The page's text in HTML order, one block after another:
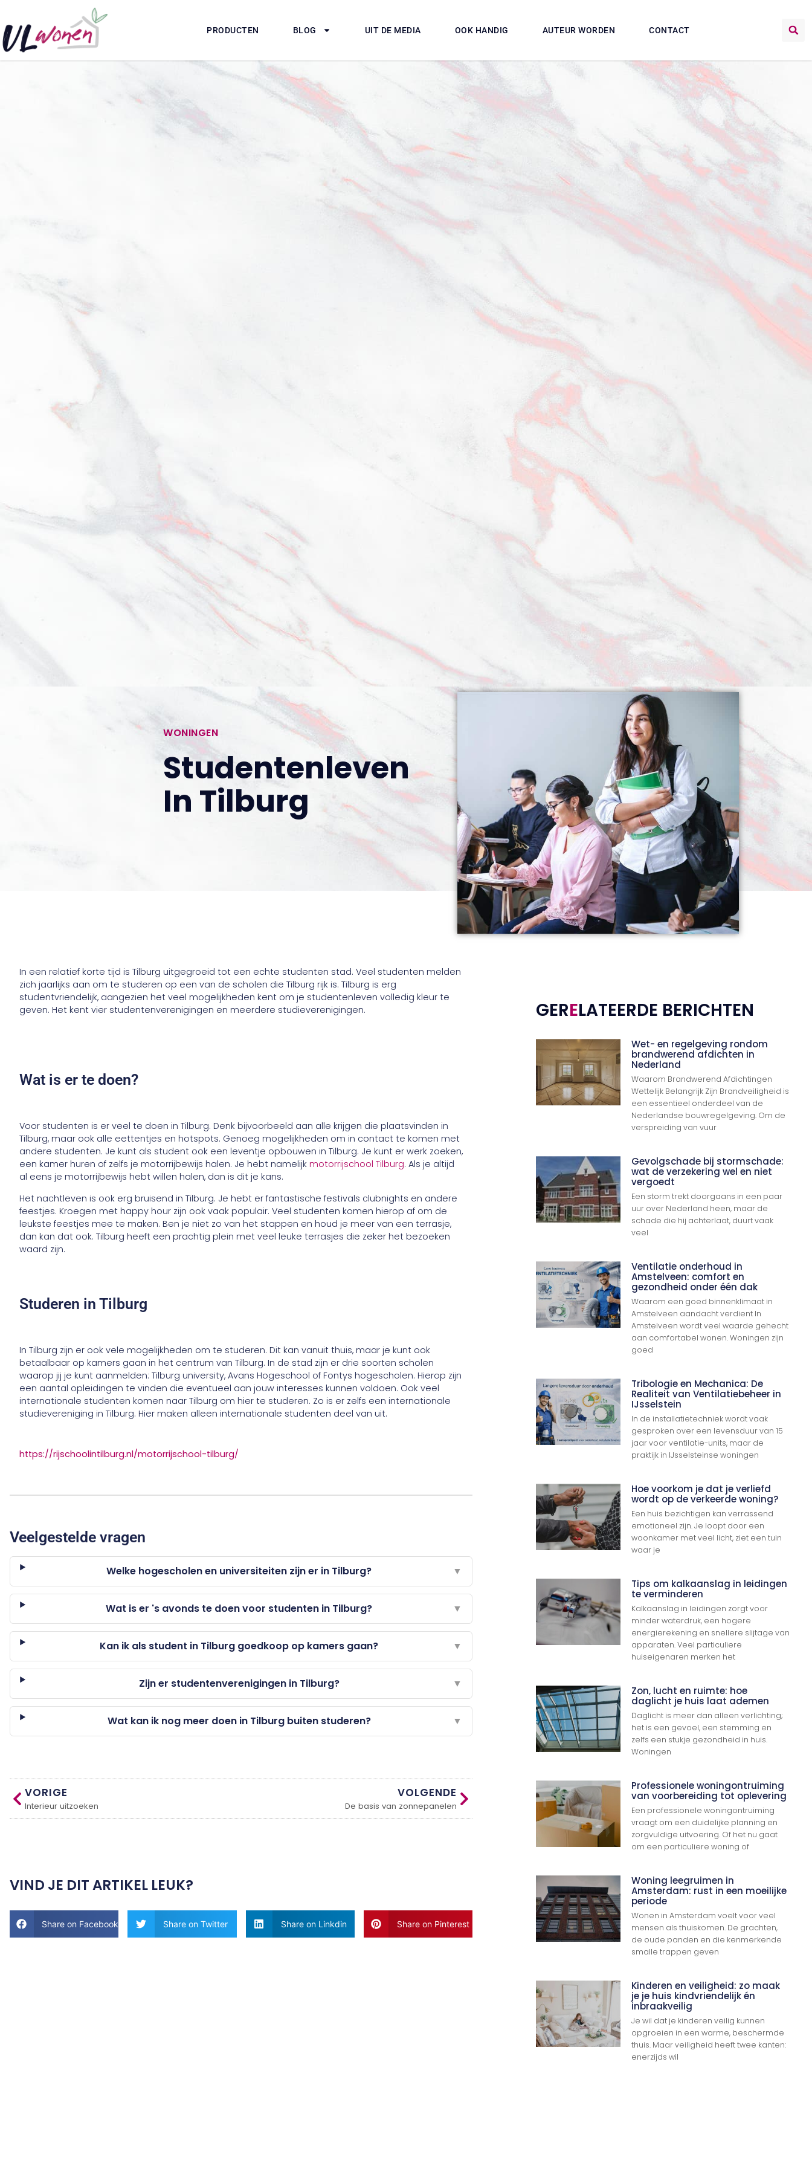
PRODUCTEN BLOG UIT DE MEDIA OOK HANDIG AUTEUR WORDEN CONTACT
WONINGEN
Studentenleven
In Tilburg
In een relatief korte tijd is Tilburg uitgegroeid tot een echte studenten stad. Veel studenten melden
zich jaarlijks aan om te studeren op een van de scholen die Tilburg rijk is. Tilburg is erg
studentvriendelijk, aangezien het veel mogelijkheden kent om je studentenleven volledig kleur te
geven. Het kent vier studentenverenigingen en meerdere studieverenigingen.
Wat is er te doen?
Voor studenten is er veel te doen in Tilburg. Denk bijvoorbeeld aan alle krijgen die plaatsvinden in
Tilburg, maar ook alle eettentjes en hotspots. Genoeg mogelijkheden om in contact te komen met
andere studenten. Je kunt als student ook een leventje opbouwen in Tilburg. Je kunt er werk zoeken,
een kamer huren of zelfs je motorrijbewijs halen. Je hebt namelijkmotorrijschool Tilburg. Als je altijd
al eens je motorrijbewijs hebt willen halen, dan is dit je kans.
Het nachtleven is ook erg bruisend in Tilburg. Je hebt er fantastische festivals clubnights en andere
feestjes. Kroegen met happy hour zijn ook vaak populair. Veel studenten komen hierop af om de
leukste feestjes mee te maken. Ben je niet zo van het stappen en houd je meer van een terrasje,
dan kan dat ook. Tilburg heeft een prachtig plein met veel leuke terrasjes die zeker het bezoeken
waard zijn.
Studeren in Tilburg
In Tilburg zijn er ook vele mogelijkheden om te studeren. Dit kan vanuit thuis, maar je kunt ook
betaalbaar op kamers gaan in het centrum van Tilburg. In de stad zijn er drie soorten scholen
waarop jij je kunt aanmelden: Tilburg university, Avans Hogeschool of Fontys hogescholen. Hierop zijn
een aantal opleidingen te vinden die eventueel aan jouw interesses kunnen voldoen. Ook veel
internationale studenten komen naar Tilburg om hier te studeren. Zo is er zelfs een internationale
studievereniging in Tilburg. Hier maken alleen internationale studenten deel van uit.
https://rijschoolintilburg.nl/motorrijschool-tilburg/
Veelgestelde vragen
Welke hogescholen en universiteiten zijn er in Tilburg? ▼
Wat is er 's avonds te doen voor studenten in Tilburg? ▼
Kan ik als student in Tilburg goedkoop op kamers gaan? ▼
Zijn er studentenverenigingen in Tilburg? ▼
Wat kan ik nog meer doen in Tilburg buiten studeren? ▼
VORIGE
Interieur uitzoeken
VOLGENDE
De basis van zonnepanelen
VIND JE DIT ARTIKEL LEUK?
Share on Facebook Share on Twitter Share on Linkdin Share on Pinterest
GERELATEERDE BERICHTEN
Wet- en regelgeving rondom
brandwerend afdichten in
Nederland
Waarom Brandwerend Afdichtingen
Wettelijk Belangrijk Zijn Brandveiligheid is
een essentieel onderdeel van de
Nederlandse bouwregelgeving. Om de
verspreiding van vuur
Gevolgschade bij stormschade:
wat de verzekering wel en niet
vergoedt
Een storm trekt doorgaans in een paar
uur over Nederland heen, maar de
schade die hij achterlaat, duurt vaak
veel
Ventilatie onderhoud in
Amstelveen: comfort en
gezondheid onder één dak
Waarom een goed binnenklimaat in
Amstelveen aandacht verdient In
Amstelveen wordt veel waarde gehecht
aan comfortabel wonen. Woningen zijn
goed
Tribologie en Mechanica: De
Realiteit van Ventilatiebeheer in
IJsselstein
In de installatietechniek wordt vaak
gesproken over een levensduur van 15
jaar voor ventilatie-units, maar de
praktijk in IJsselsteinse woningen
Hoe voorkom je dat je verliefd
wordt op de verkeerde woning?
Een huis bezichtigen kan verrassend
emotioneel zijn. Je loopt door een
woonkamer met veel licht, ziet een tuin
waar je
Tips om kalkaanslag in leidingen
te verminderen
Kalkaanslag in leidingen zorgt voor
minder waterdruk, een hogere
energierekening en snellere slijtage van
apparaten. Veel particuliere
huiseigenaren merken het
Zon, lucht en ruimte: hoe
daglicht je huis laat ademen
Daglicht is meer dan alleen verlichting;
het is een gevoel, een stemming en
zelfs een stukje gezondheid in huis.
Woningen
Professionele woningontruiming
van voorbereiding tot oplevering
Een professionele woningontruiming
vraagt om een duidelijke planning en
zorgvuldige uitvoering. Of het nu gaat
om een particuliere woning of
Woning leegruimen in
Amsterdam: rust in een moeilijke
periode
Wonen in Amsterdam voelt voor veel
mensen als thuiskomen. De grachten,
de oude panden en die kenmerkende
smalle trappen geven
Kinderen en veiligheid: zo maak
je je huis kindvriendelijk én
inbraakveilig
Je wil dat je kinderen veilig kunnen
opgroeien in een warme, beschermde
thuis. Maar veiligheid heeft twee kanten:
enerzijds wil